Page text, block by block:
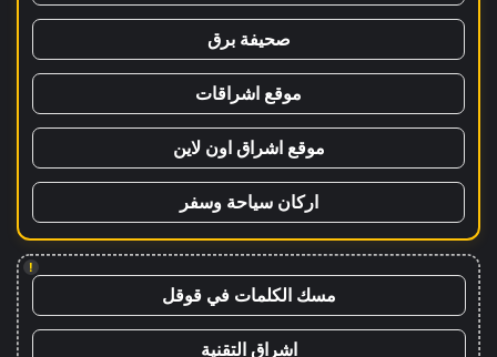
صحيفة برق
موقع اشراقات
موقع اشراق اون لاين
اركان سياحة وسفر
!
مسك الكلمات في قوقل
اشراق التقنية